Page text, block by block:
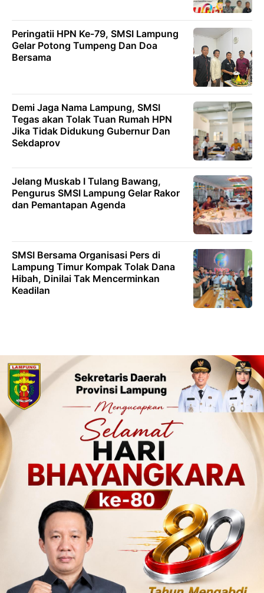
Peringatii HPN Ke-79, SMSI Lampung
Gelar Potong Tumpeng Dan Doa
Bersama
Demi Jaga Nama Lampung, SMSI
Tegas akan Tolak Tuan Rumah HPN
Jika Tidak Didukung Gubernur Dan
Sekdaprov
Jelang Muskab I Tulang Bawang,
Pengurus SMSI Lampung Gelar Rakor
dan Pemantapan Agenda
SMSI Bersama Organisasi Pers di
Lampung Timur Kompak Tolak Dana
Hibah, Dinilai Tak Mencerminkan
Keadilan